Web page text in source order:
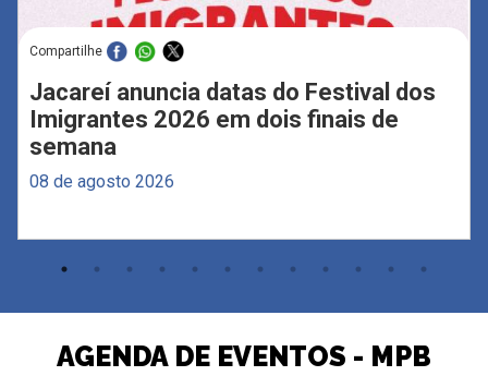
Compartilhe
Jacareí anuncia datas do Festival dos
Imigrantes 2026 em dois finais de
semana
08 de agosto 2026
AGENDA DE EVENTOS - MPB